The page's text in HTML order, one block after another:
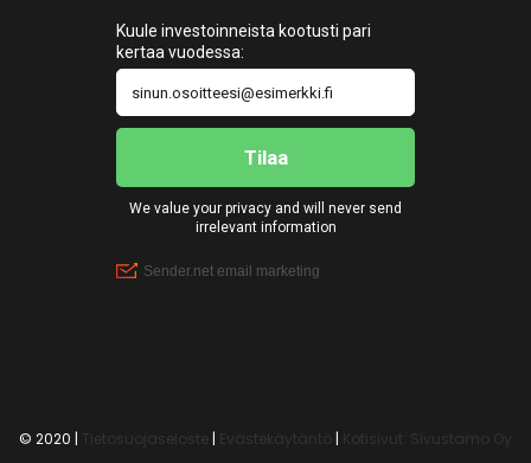
© 2020 | Tietosuojaseloste | Evästekäytäntö | Kotisivut: Sivustamo Oy